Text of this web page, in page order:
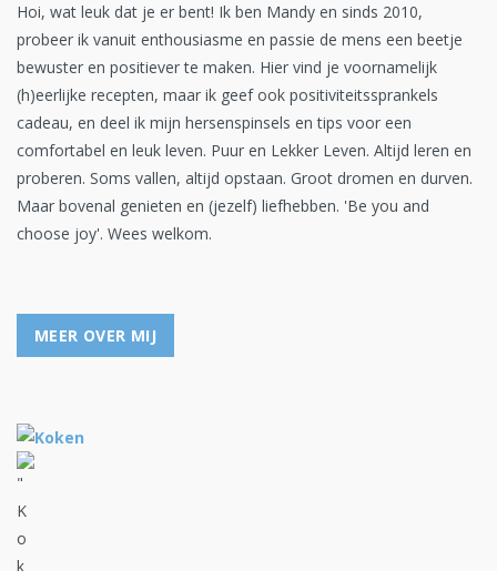
Hoi, wat leuk dat je er bent! Ik ben Mandy en sinds 2010,
probeer ik vanuit enthousiasme en passie de mens een beetje
bewuster en positiever te maken. Hier vind je voornamelijk
(h)eerlijke recepten, maar ik geef ook positiviteitssprankels
cadeau, en deel ik mijn hersenspinsels en tips voor een
comfortabel en leuk leven. Puur en Lekker Leven. Altijd leren en
proberen. Soms vallen, altijd opstaan. Groot dromen en durven.
Maar bovenal genieten en (jezelf) liefhebben. 'Be you and
choose joy'. Wees welkom.
MEER OVER MIJ